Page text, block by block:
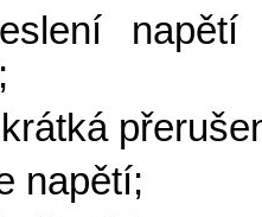
napětí;